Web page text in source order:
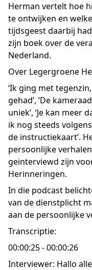
Herman vertelt hoe
te ontwijken en
tijdsgeest daarbij
zijn boek over de
Nederland.
Over Legergroene
‘Ik ging met
gehad’, ‘De
uniek’, ‘Je kan meer
ik nog steeds
de instructiekaart’.
persoonlijke
geïnterviewd zijn
Herinneringen.
In die podcast
van de dienstplicht
aan de persoonlijke
Transcriptie:
00:00:25 - 00:00:26
Interviewer: Hallo